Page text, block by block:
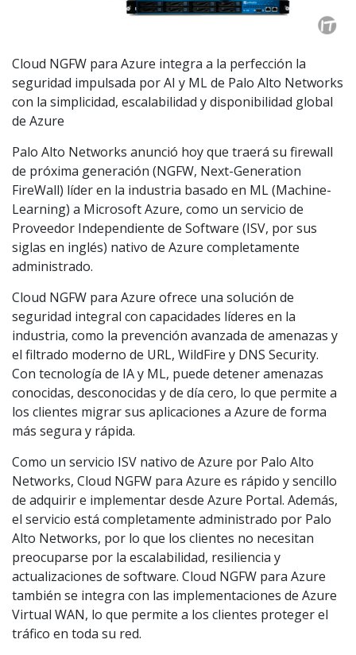
Cloud NGFW para Azure integra a la perfección la
seguridad impulsada por AI y ML de Palo Alto Networks
con la simplicidad, escalabilidad y disponibilidad global
de Azure
Palo Alto Networks anunció hoy que traerá su firewall
de próxima generación (NGFW, Next-Generation
FireWall) líder en la industria basado en ML (Machine-
Learning) a Microsoft Azure, como un servicio de
Proveedor Independiente de Software (ISV, por sus
siglas en inglés) nativo de Azure completamente
administrado.
Cloud NGFW para Azure ofrece una solución de
seguridad integral con capacidades líderes en la
industria, como la prevención avanzada de amenazas y
el filtrado moderno de URL, WildFire y DNS Security.
Con tecnología de IA y ML, puede detener amenazas
conocidas, desconocidas y de día cero, lo que permite a
los clientes migrar sus aplicaciones a Azure de forma
más segura y rápida.
Como un servicio ISV nativo de Azure por Palo Alto
Networks, Cloud NGFW para Azure es rápido y sencillo
de adquirir e implementar desde Azure Portal. Además,
el servicio está completamente administrado por Palo
Alto Networks, por lo que los clientes no necesitan
preocuparse por la escalabilidad, resiliencia y
actualizaciones de software. Cloud NGFW para Azure
también se integra con las implementaciones de Azure
Virtual WAN, lo que permite a los clientes proteger el
tráfico en toda su red.